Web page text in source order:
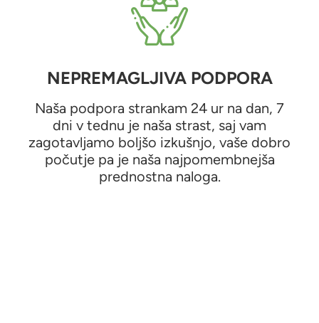
NEPREMAGLJIVA PODPORA
Naša podpora strankam 24 ur na dan, 7
dni v tednu je naša strast, saj vam
zagotavljamo boljšo izkušnjo, vaše dobro
počutje pa je naša najpomembnejša
prednostna naloga.